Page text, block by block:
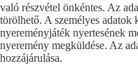
való részvétel önkéntes. Az
törölhető. A személyes adatok
nyereményjáték nyertesének
nyeremény megküldése. Az
hozzájárulása.